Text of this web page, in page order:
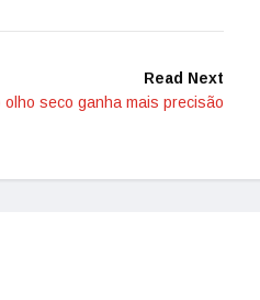
Read Next
olho seco ganha mais precisão